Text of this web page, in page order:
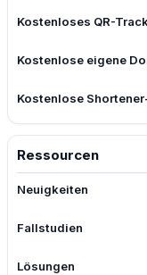
Kostenloses QR-
Kostenlose eigene
Kostenlose
Ressourcen
Neuigkeiten
Fallstudien
Lösungen